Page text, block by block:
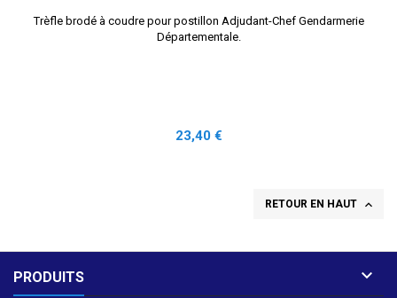
Trèfle brodé à coudre pour postillon Adjudant-Chef Gendarmerie
Départementale.
Prix
23,40 €
RETOUR EN HAUT 
PRODUITS 